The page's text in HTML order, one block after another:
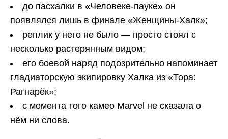
до пасхалки в «Человеке-пауке» он
появлялся лишь в финале «Женщины-Халк»;
реплик у него не было — просто стоял с
несколько растерянным видом;
его боевой наряд подозрительно напоминает
гладиаторскую экипировку Халка из «Тора:
Рагнарёк»;
с момента того камео Marvel не сказала о
нём ни слова.